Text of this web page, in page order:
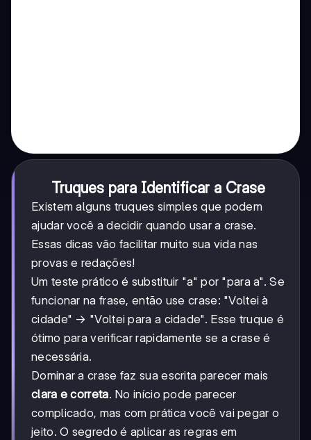
Truques para Identificar a Crase
Existem alguns truques simples que podem
ajudar você a decidir quando usar a crase.
Essas dicas vão facilitar muito sua vida nas
provas e redações!
Um teste prático é substituir "a" por "para a". Se
funcionar na frase, então use crase: "Voltei à
cidade" → "Voltei para a cidade". Esse truque é
ótimo para verificar rapidamente se a crase é
necessária.
Dominar a crase faz sua escrita parecer mais
clara e correta. No início pode parecer
complicado, mas com prática você vai pegar o
jeito. O segredo é aplicar as regras em